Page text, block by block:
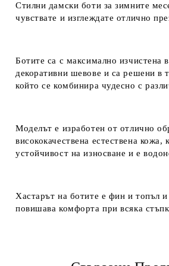
Стилни дамски боти за зимните
чувствате и изглеждате отлично
Ботите са с максимално изчистена
декоративни шевове и са решени в
който се комбинира чудесно с
Моделът е изработен от отлично
висококачествена естествена кожа,
устойчивост на износване и е
Хастарът на ботите е фин и топъл
повишава комфорта при всяка